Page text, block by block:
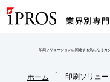
印刷ソリューションに関連する気になるカ
ホーム
>
印刷ソリュー